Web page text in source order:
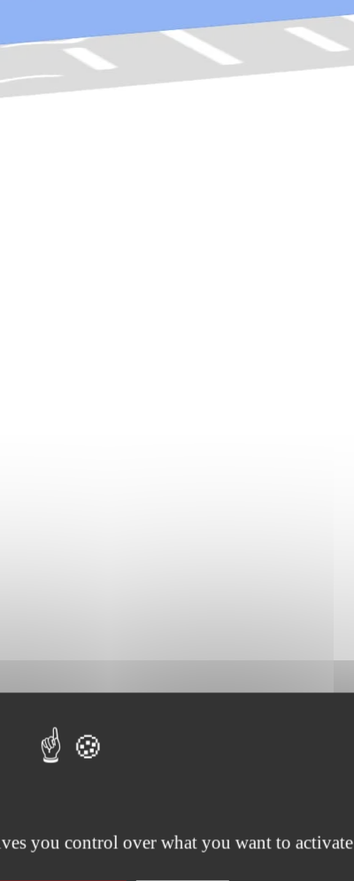
you control over what you want to activate